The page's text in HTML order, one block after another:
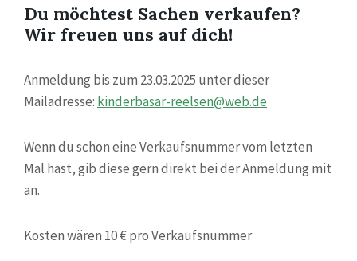
Du möchtest Sachen verkaufen?
Wir freuen uns auf dich!
Anmeldung bis zum 23.03.2025 unter dieser
Mailadresse: kinderbasar-reelsen@web.de
Wenn du schon eine Verkaufsnummer vom letzten
Mal hast, gib diese gern direkt bei der Anmeldung mit
an.
Kosten wären 10 € pro Verkaufsnummer